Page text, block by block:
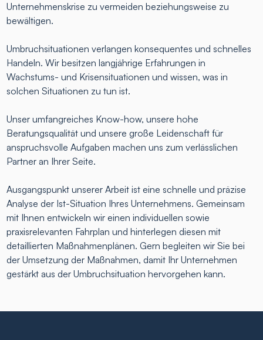
Unternehmenskrise zu vermeiden beziehungsweise zu
bewältigen.
Umbruchsituationen verlangen konsequentes und schnelles
Handeln. Wir besitzen langjährige Erfahrungen in
Wachstums- und Krisensituationen und wissen, was in
solchen Situationen zu tun ist.
Unser umfangreiches Know-how, unsere hohe
Beratungsqualität und unsere große Leidenschaft für
anspruchsvolle Aufgaben machen uns zum verlässlichen
Partner an Ihrer Seite.
Ausgangspunkt unserer Arbeit ist eine schnelle und präzise
Analyse der Ist-Situation Ihres Unternehmens. Gemeinsam
mit Ihnen entwickeln wir einen individuellen sowie
praxisrelevanten Fahrplan und hinterlegen diesen mit
detaillierten Maßnahmenplänen. Gern begleiten wir Sie bei
der Umsetzung der Maßnahmen, damit Ihr Unternehmen
gestärkt aus der Umbruchsituation hervorgehen kann.